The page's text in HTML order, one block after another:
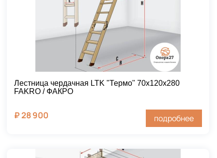
Лестница чердачная LTK "Термо" 70х120х280
FAKRO / ФАКРО
₽28 900 подробнее